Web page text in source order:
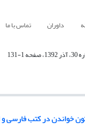
داوران تماس با ما
خواندن در کتب فارسی و